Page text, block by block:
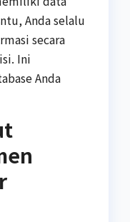
Anda selalu
secara
Ini
Anda